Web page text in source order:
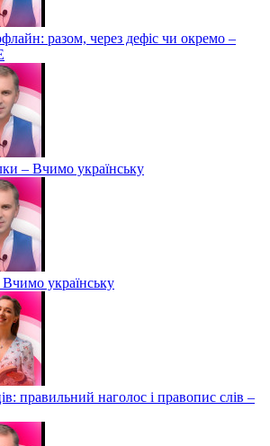
разом, через дефіс чи окремо –
– Вчимо українську
українську
правильний наголос і правопис слів –